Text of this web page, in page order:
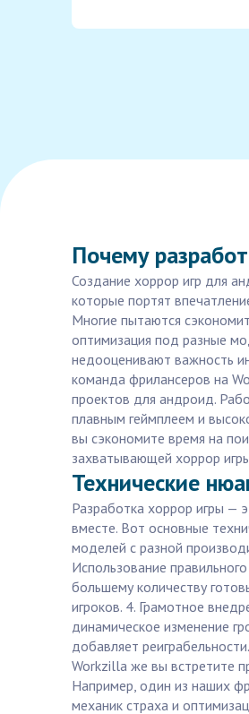
Почему
Создание хоррор игр для
которые портят
Многие пытаются
оптимизация под разные
недооценивают важность
команда фрилансеров на
проектов для андроид.
плавным геймплеем и
вы сэкономите время на
захватывающей хоррор
Технические
Разработка хоррор игры —
вместе. Вот основные
моделей с разной
Использование
большему количеству
игроков. 4. Грамотное
динамическое изменение
добавляет
Workzilla же вы встретите
Например, один из наших
механик страха и